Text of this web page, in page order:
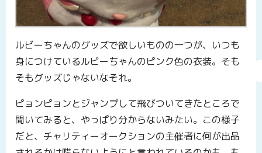
ルビーちゃんのグッズで欲しいものの一つが、いつも
身につけているルビーちゃんのピンク色の衣装。そも
そもグッズじゃないなそれ。
ピョンピョンとジャンプして飛びついてきたところで
聞いてみると、やっぱり分からないみたい。この様子
だと、チャリティーオークションの主催者に何が出品